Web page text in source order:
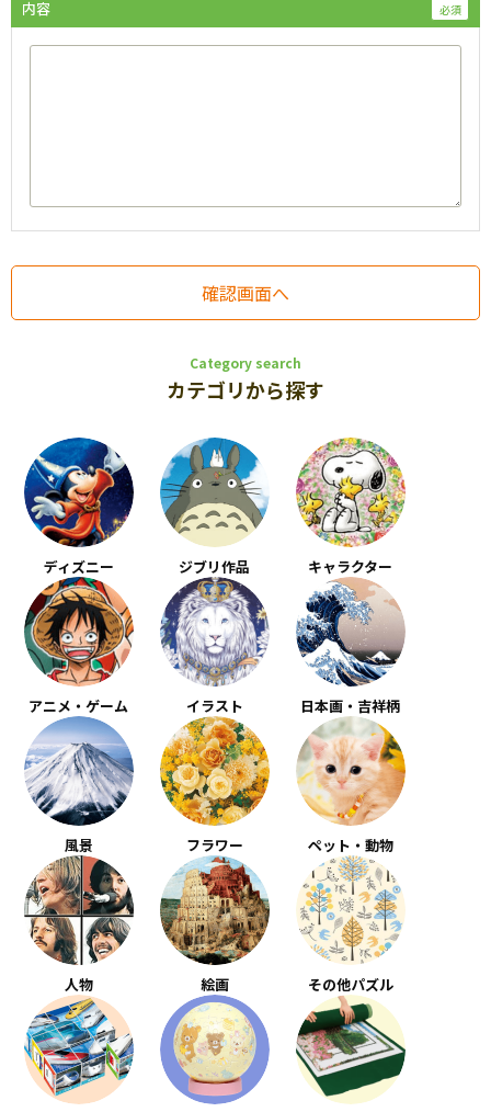
内容
Category search
カテゴリから探す
ディズニー ジブリ作品 キャラクター
アニメ・ゲーム イラスト 日本画・吉祥柄
風景 フラワー ペット・動物
人物 絵画 その他パズル